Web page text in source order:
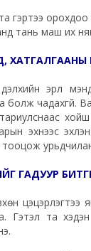
гэртээ орохдоо
тань маш их
ХАТГАЛГААНЫ
эрүүл
болж чадахгүй.
эхнээс
ГАДУУР
Гэтэл та